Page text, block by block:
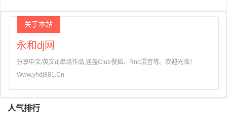
关于本站
永和dj网
分享中文/英文dj串烧作品,涵盖Club慢摇、Rnb混音等。欢迎光临！
Www.yhdj881.Cn
人气排行